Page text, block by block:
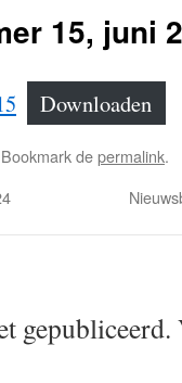
15, juni
Downloaden
depermalink.
gepubliceerd.